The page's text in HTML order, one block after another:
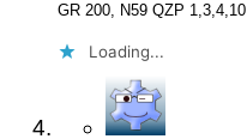
GR 200, N59 QZP 1,3,4,10
Loading...